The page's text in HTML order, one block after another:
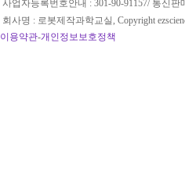
사업자등록번호안내 : 301-90-91157/ 통신
회사명 : 로봇제작과학교실, Copyright
이용약관-개인정보보호정책